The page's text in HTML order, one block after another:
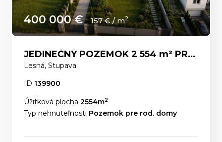
400 000 € 157 € / m2
JEDINEČNÝ POZEMOK 2 554 m² PRE LUXUSNÉ RODINNÉ SÍDLO POD LESOM – Stupava ul.Lesná
Lesná, Stupava
ID 139900
Úžitková plocha 2554m2
Typ nehnuteľnosti Pozemok pre rod. domy